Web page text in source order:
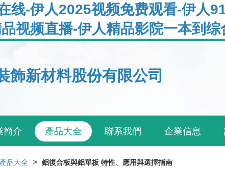
线-伊人2025视频免费观看-伊人
视频直播-伊人精品影院一本到综
飾新材料股份有限公司
簡介 產品大全 聯系我們 企業信息
產品大全 > 鋁復合板與鋁單板 特性、應用與選擇指南